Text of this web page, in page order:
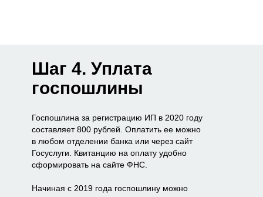
Шаг 4. Уплата
госпошлины
Госпошлина за регистрацию ИП в 2020 году
составляет 800 рублей. Оплатить ее можно
в любом отделении банка или через сайт
Госуслуги. Квитанцию на оплату удобно
сформировать на сайте ФНС.
Начиная с 2019 года госпошлину можно